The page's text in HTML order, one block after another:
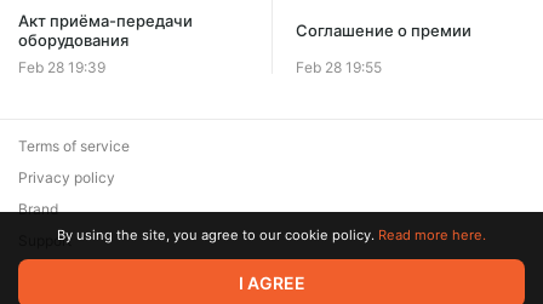
Акт приёма-передачи
оборудования
Feb 28 19:39
Соглашение о премии
Feb 28 19:55
© 2026 Zaya Solutions Limited. All rights reserved. All trademarks
are the property of their respective owners.
Terms of service
Privacy policy
Brand
SupportBy using the site, you agree to our cookie policy. Read more here.
I AGREE